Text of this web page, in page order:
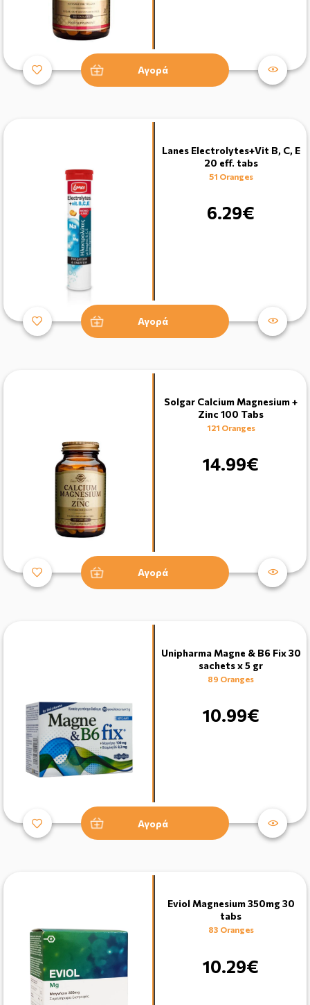
Αγορά
Lanes Electrolytes+Vit B, C, E
20 eff. tabs
51 Oranges
6.29€
Αγορά
Solgar Calcium Magnesium +
Zinc 100 Tabs
121 Oranges
14.99€
Αγορά
Unipharma Magne & B6 Fix 30
sachets x 5 gr
89 Oranges
10.99€
Αγορά
Eviol Magnesium 350mg 30
tabs
83 Oranges
10.29€